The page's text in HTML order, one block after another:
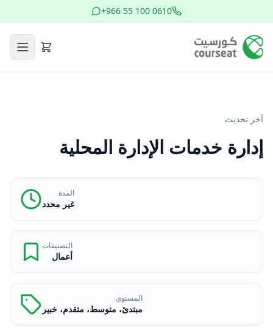
+966 55 100 0610
آخر تحديث
إدارة خدمات الإدارة المحلية
المدة
غير محدد
التصنيفات
أعمال
المستوى
مبتدئ، متوسط، متقدم، خبير